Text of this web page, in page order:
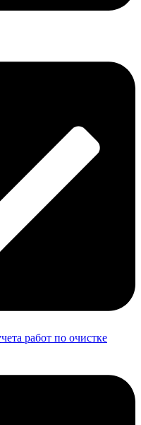
работ по очистке